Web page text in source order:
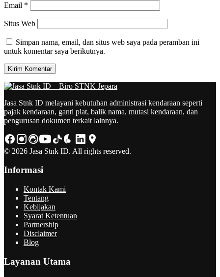
Email *
Situs Web
Simpan nama, email, dan situs web saya pada peramban ini
untuk komentar saya berikutnya.
Jasa Stnk ID melayani kebutuhan administrasi kendaraan seperti
pajak kendaraan, ganti plat, balik nama, mutasi kendaraan, dan
pengurusan dokumen terkait lainnya.
© 2026 Jasa Stnk ID. All rights reserved.
Informasi
Kontak Kami
Tentang
Kebijakan
Syarat Ketentuan
Partnership
Disclaimer
Blog
Layanan Utama